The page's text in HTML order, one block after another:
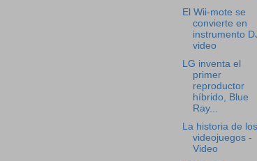
El Wii-mote se
convierte en
instrumento
video
LG inventa el
primer
reproductor
híbrido, Blue
Ray...
La historia de los
videojuegos -
Video